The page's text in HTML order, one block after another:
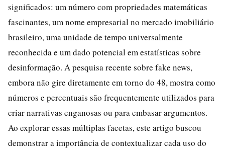
significados: um número com propriedades matemáticas
fascinantes, um nome empresarial no mercado imobiliário
brasileiro, uma unidade de tempo universalmente
reconhecida e um dado potencial em estatísticas sobre
desinformação. A pesquisa recente sobre fake news,
embora não gire diretamente em torno do 48, mostra como
números e percentuais são frequentemente utilizados para
criar narrativas enganosas ou para embasar argumentos.
Ao explorar essas múltiplas facetas, este artigo buscou
demonstrar a importância de contextualizar cada uso do